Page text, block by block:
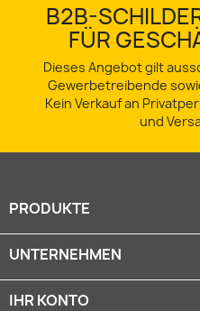
B2B-
FÜR
Dieses Angebot gilt
Gewerbetreibende
Kein Verkauf an
und
PRODUKTE
UNTERNEHMEN
IHR KONTO